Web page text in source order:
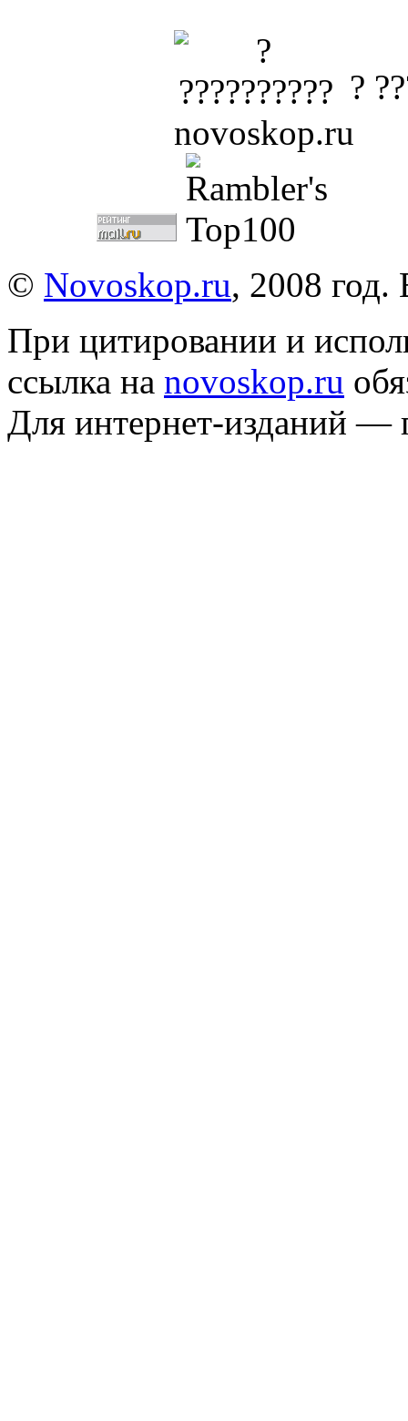
?
© Novoskop.ru, 2008
При цитировании и
ссылка на novoskop.ru
Для интернет-изданий —